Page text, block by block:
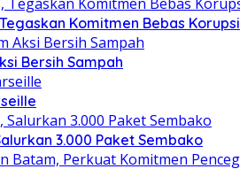
Komitmen Bebas Korupsi
Bersih Sampah
3.000 Paket Sembako